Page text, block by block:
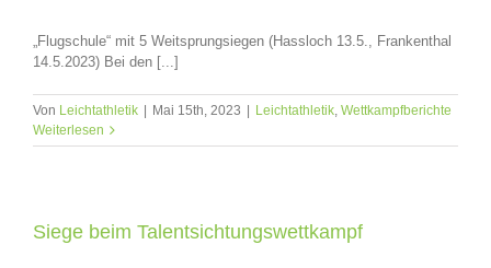
„Flugschule“ mit 5 Weitsprungsiegen (Hassloch 13.5., Frankenthal
14.5.2023) Bei den [...]
Von Leichtathletik Mai 15th, 2023 Leichtathletik, Wettkampfberichte
Weiterlesen
Siege beim Talentsichtungswettkampf